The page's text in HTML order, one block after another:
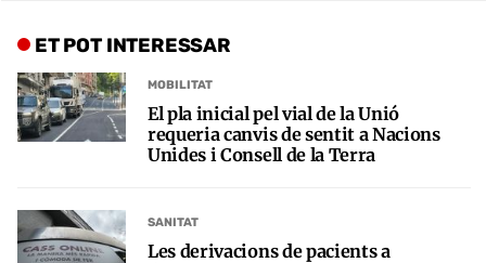
ET POT INTERESSAR
MOBILITAT
El pla inicial pel vial de la Unió
requeria canvis de sentit a Nacions
Unides i Consell de la Terra
SANITAT
Les derivacions de pacients a